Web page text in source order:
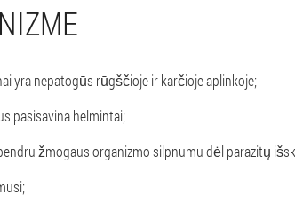
yra nepatogūs rūgščioje ir karčioje aplinkoje;
pasisavina helmintai;
žmogaus organizmo silpnumu dėl parazitų